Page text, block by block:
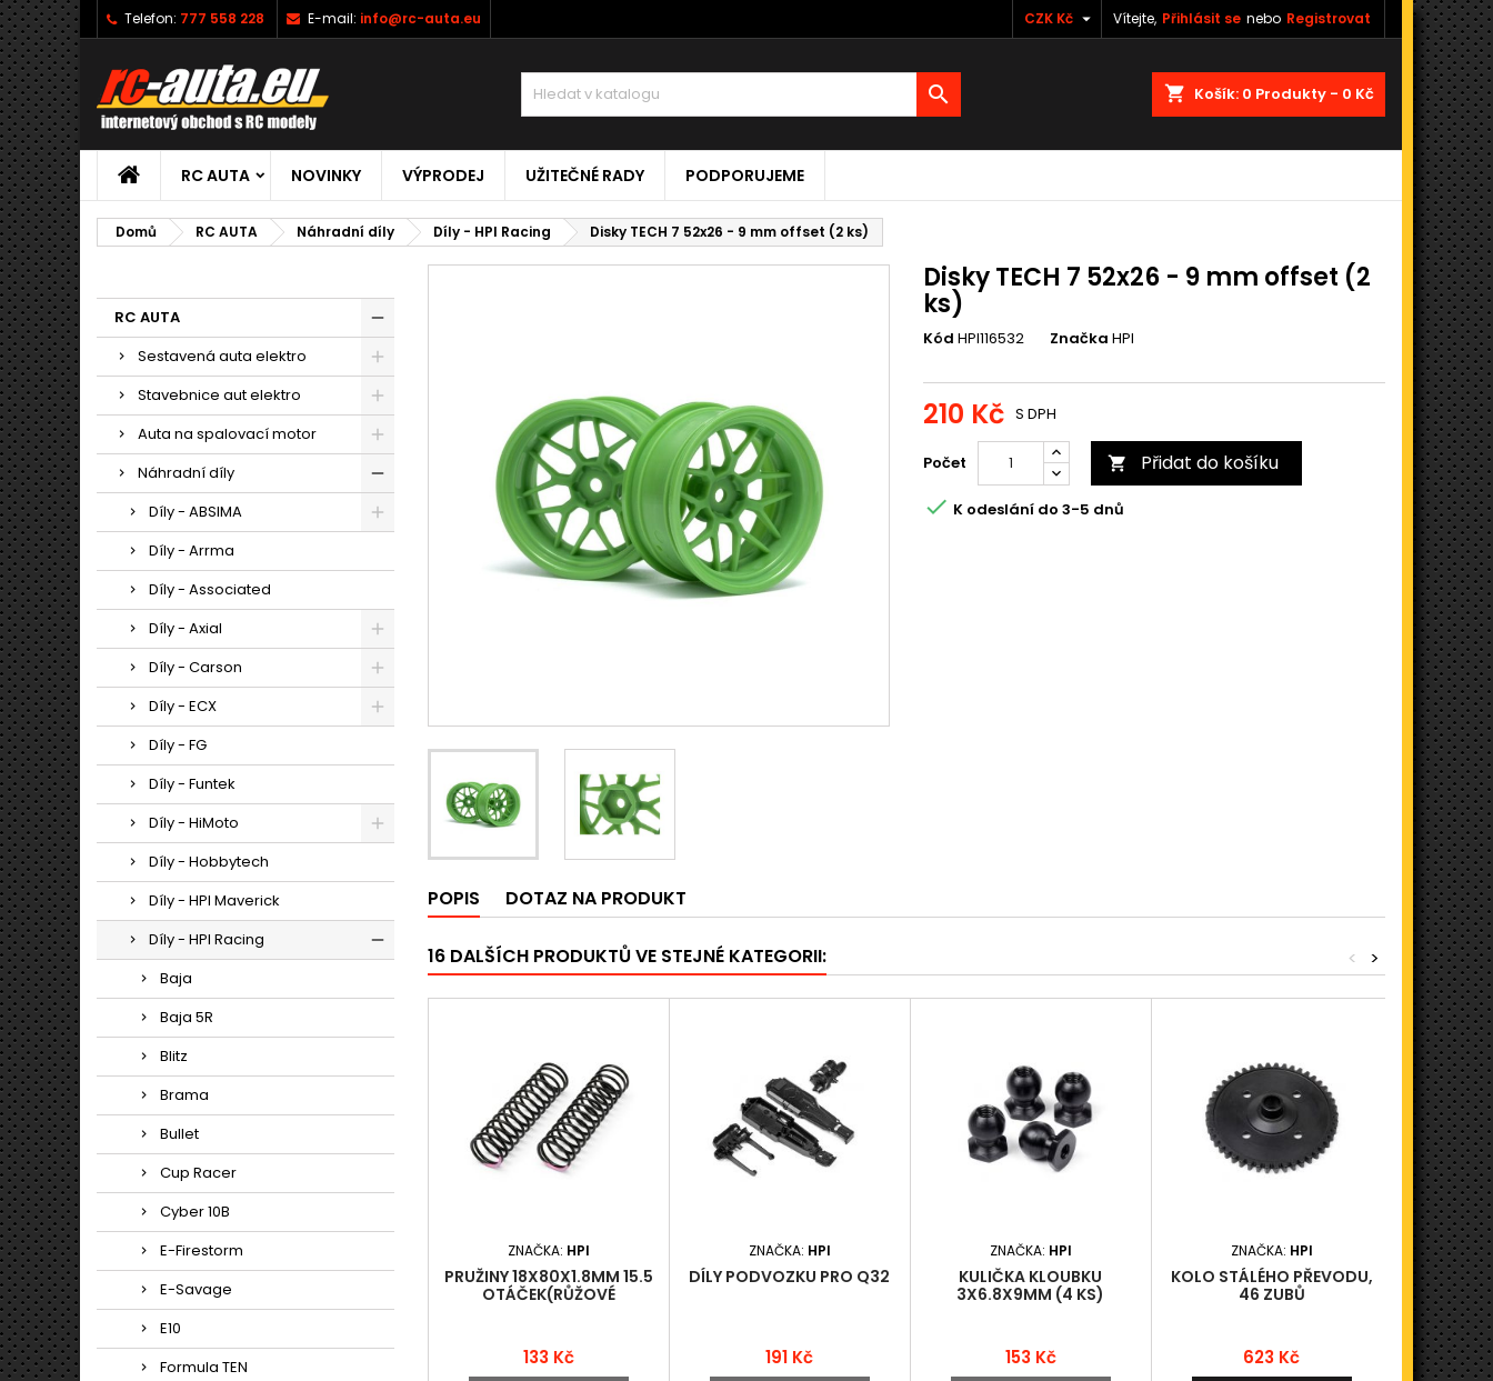
Telefon: 777 558 228 E-mail: info@rc-auta.eu Vítejte, Přihlásit se nebo Registrovat
CZK Kč 
shopping_cart Košík: 0 Produkty - 0 Kč

RC AUTA NOVINKY VÝPRODEJ UŽITEČNÉ RADY PODPORUJEME
Domů RC AUTA Náhradní díly Díly - HPI Racing Disky TECH 7 52x26 - 9 mm offset (2 ks)
RC AUTA
Sestavená auta elektro
Stavebnice aut elektro
Auta na spalovací motor
Náhradní díly
Díly - ABSIMA
Díly - Arrma
Díly - Associated
Díly - Axial
Díly - Carson
Díly - ECX
Díly - FG
Díly - Funtek
Díly - HiMoto
Díly - Hobbytech
Díly - HPI Maverick
Díly - HPI Racing
Baja
Baja 5R
Blitz
Brama
Bullet
Cup Racer
Cyber 10B
E-Firestorm
E-Savage
E10
Formula TEN
Disky TECH 7 52x26 - 9 mm offset (2
ks)
Kód HPI116532 Značka HPI
210 Kč S DPH
Počet  Přidat do košíku
 K odeslání do 3-5 dnů
POPIS DOTAZ NA PRODUKT
16 DALŠÍCH PRODUKTŮ VE STEJNÉ KATEGORII: >
<
ZNAČKA: HPI
PRUŽINY 18X80X1.8MM 15.5
OTÁČEK(RŮŽOVÉ
Cena
133 Kč
ZNAČKA: HPI
DÍLY PODVOZKU PRO Q32
Cena
191 Kč
ZNAČKA: HPI
KULIČKA KLOUBKU
3X6.8X9MM (4 KS)
Cena
153 Kč
ZNAČKA: HPI
KOLO STÁLÉHO PŘEVODU,
46 ZUBŮ
Cena
623 Kč